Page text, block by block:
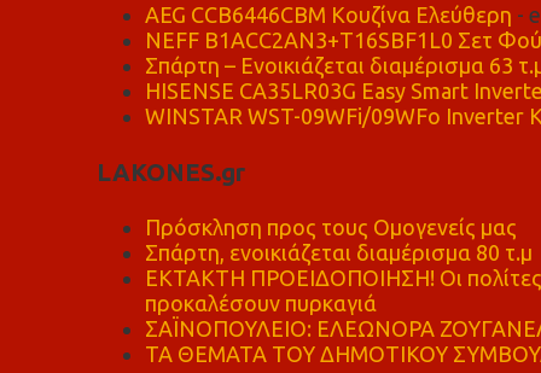
AEG CCB6446CBM Κουζίνα Ελεύθερη -
NEFF B1ACC2AN3+T16SBF1L0 Σετ
Σπάρτη – Ενοικιάζεται διαμέρισμα 63
HISENSE CA35LR03G Easy Smart
WINSTAR WST-09WFi/09WFo Inverter
LAKONES.gr
Πρόσκληση προς τους Ομογενείς μας
Σπάρτη, ενοικιάζεται διαμέρισμα 80 τ.μ
ΕΚΤΑΚΤΗ ΠΡΟΕΙΔΟΠΟΙΗΣΗ! Οι πολίτες
προκαλέσουν πυρκαγιά
ΣΑΪΝΟΠΟΥΛΕΙΟ: ΕΛΕΩΝΟΡΑ
ΤΑ ΘΕΜΑΤΑ ΤΟΥ ΔΗΜΟΤΙΚΟΥ